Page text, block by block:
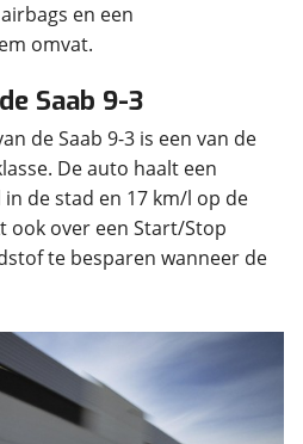
en een
omvat.
Saab 9-3
de Saab 9-3 is een van de
De auto haalt een
de stad en 17 km/l op de
ook over een Start/Stop
te besparen wanneer de